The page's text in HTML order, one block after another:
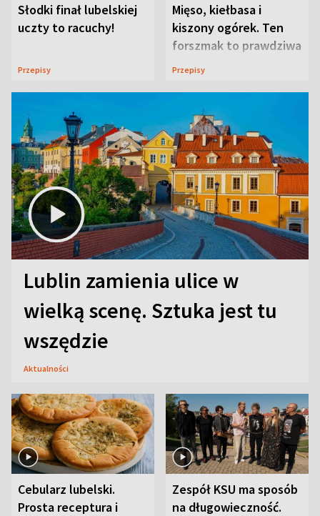
Słodki finał lubelskiej
uczty to racuchy!
Przepisy
Mięso, kiełbasa i
kiszony ogórek. Ten
forszmak to prawdziwa
uczta
Przepisy
Lublin zamienia ulice w
wielką scenę. Sztuka jest tu
wszędzie
Aktualności
Cebularz lubelski.
Prosta receptura i
Zespół KSU ma sposób
na długowieczność.